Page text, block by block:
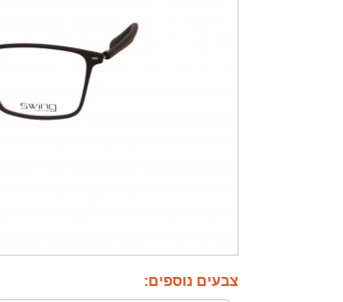
צבעים נוספים: